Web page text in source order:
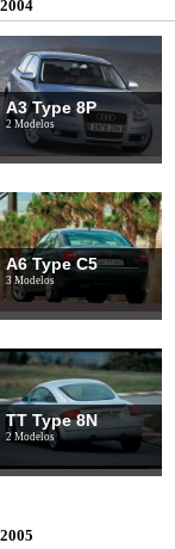
2004
A3 Type 8P
2 Modelos
A6 Type C5
3 Modelos
TT Type 8N
2 Modelos
2005